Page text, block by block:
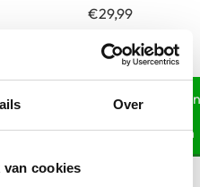
Over
van cookies
aan
€29,99
Apple
Folio
Toevoegen
aan
winkelwagen